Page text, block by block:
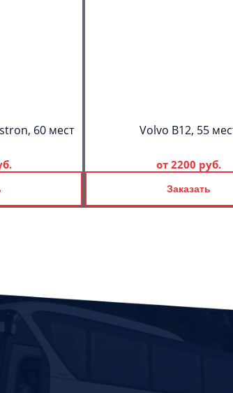
60 мест Volvo B12, 55
от 2200 руб.
Заказать